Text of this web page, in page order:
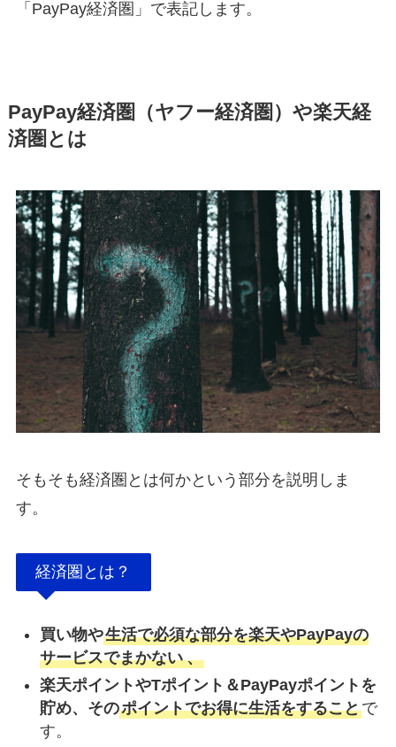
「PayPay経済圏」で表記します。
PayPay経済圏（ヤフー経済圏）や楽天経
済圏とは
そもそも経済圏とは何かという部分を説明しま
す。
経済圏とは？
買い物や生活で必須な部分を楽天やPayPayの
サービスでまかない 、
楽天ポイントやTポイント＆PayPayポイントを
貯め、そのポイントでお得に生活をすることで
す。